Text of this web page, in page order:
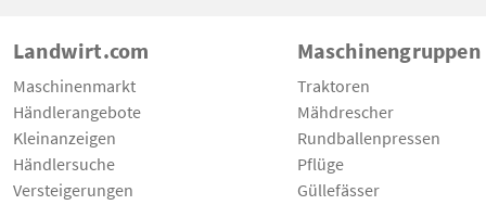
Landwirt.com
Maschinenmarkt
Händlerangebote
Kleinanzeigen
Händlersuche
Versteigerungen
Maschinengruppen
Traktoren
Mähdrescher
Rundballenpressen
Pflüge
Güllefässer